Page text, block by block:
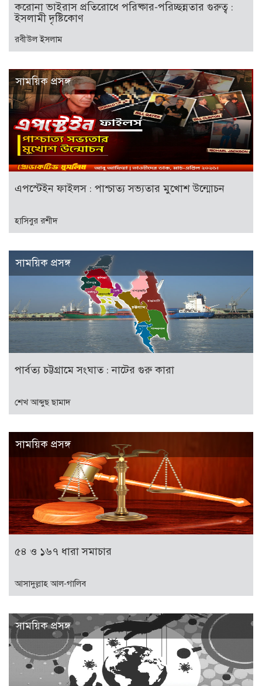
করোনা ভাইরাস প্রতিরোধে পরিষ্কার-পরিচ্ছন্নতার গুরুত্ব :
ইসলামী দৃষ্টিকোণ
রবীউল ইসলাম
সাময়িক প্রসঙ্গ
এপস্টেইন ফাইলস : পাশ্চাত্য সভ্যতার মুখোশ উন্মোচন
হাসিবুর রশীদ
সাময়িক প্রসঙ্গ
পার্বত্য চট্টগ্রামে সংঘাত : নাটের গুরু কারা
শেখ আব্দুছ ছামাদ
সাময়িক প্রসঙ্গ
৫৪ ও ১৬৭ ধারা সমাচার
আসাদুল্লাহ আল-গালিব
সাময়িক প্রসঙ্গ